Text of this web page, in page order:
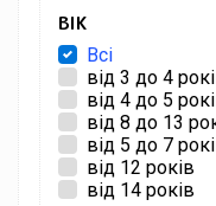
ВІК
Всі
від 3 до 4
від 4 до 5
від 8 до 13
від 5 до 7
від 12 років
від 14 років